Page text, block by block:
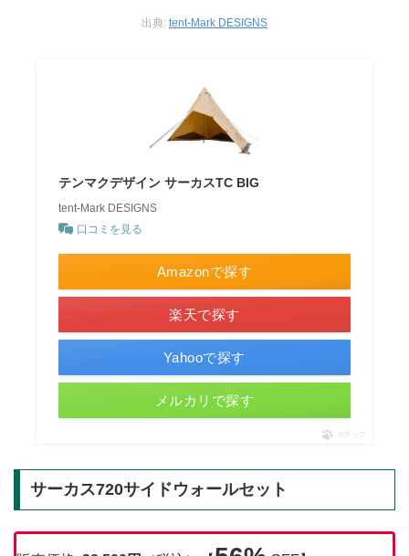
出典: tent-Mark DESIGNS
テンマクデザイン サーカスTC BIG
tent-Mark DESIGNS
口コミを見る
Amazonで探す
楽天で探す
Yahooで探す
メルカリで探す
ポチップ
サーカス720サイドウォールセット